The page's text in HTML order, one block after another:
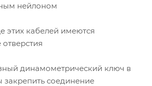
нейлоном
этих кабелей имеются
динамометрический ключ в
закрепить соединение